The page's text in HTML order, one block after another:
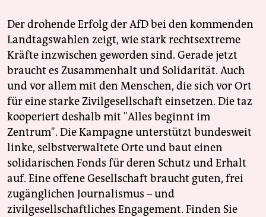
Der drohende Erfolg der AfD bei den kommenden
Landtagswahlen zeigt, wie stark rechtsextreme
Kräfte inzwischen geworden sind. Gerade jetzt
braucht es Zusammenhalt und Solidarität. Auch
und vor allem mit den Menschen, die sich vor Ort
für eine starke Zivilgesellschaft einsetzen. Die taz
kooperiert deshalb mit "Alles beginnt im
Zentrum". Die Kampagne unterstützt bundesweit
linke, selbstverwaltete Orte und baut einen
solidarischen Fonds für deren Schutz und Erhalt
auf. Eine offene Gesellschaft braucht guten, frei
zugänglichen Journalismus – und
zivilgesellschaftliches Engagement. Finden Sie